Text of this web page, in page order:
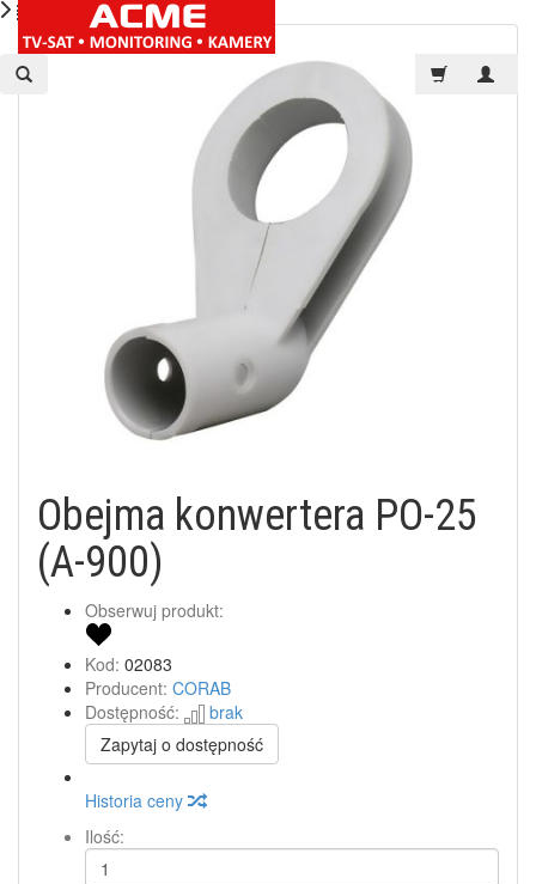
Obejma konwertera PO-25
(A-900)
Obserwuj produkt:
Kod: 02083
Producent: CORAB
Dostępność:
brak
Zapytaj o dostępność
Historia ceny
Ilość: